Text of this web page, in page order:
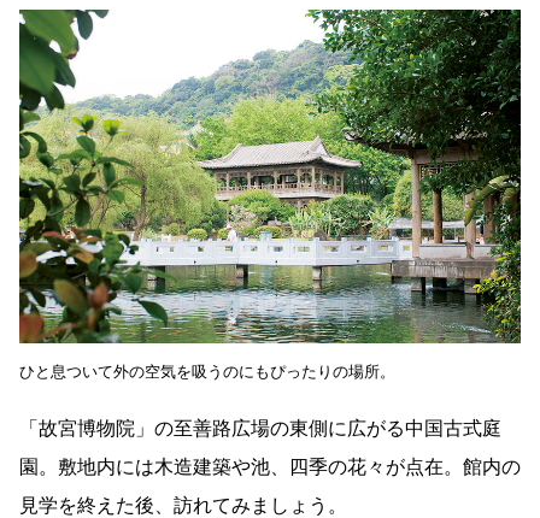
ひと息ついて外の空気を吸うのにもぴったりの場所。
「故宮博物院」の至善路広場の東側に広がる中国古式庭
園。敷地内には木造建築や池、四季の花々が点在。館内の
見学を終えた後、訪れてみましょう。